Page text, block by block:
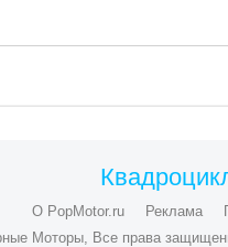
О PopMotor.ru Реклама
Моторы, Все права